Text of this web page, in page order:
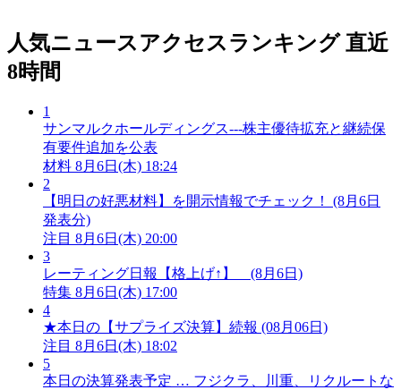
人気ニュースアクセスランキング 直近
8時間
1
サンマルクホールディングス---株主優待拡充と継続保
有要件追加を公表
材料 8月6日(木) 18:24
2
【明日の好悪材料】を開示情報でチェック！ (8月6日
発表分)
注目 8月6日(木) 20:00
3
レーティング日報【格上げ↑】 (8月6日)
特集 8月6日(木) 17:00
4
★本日の【サプライズ決算】続報 (08月06日)
注目 8月6日(木) 18:02
5
本日の決算発表予定 … フジクラ、川重、リクルートな